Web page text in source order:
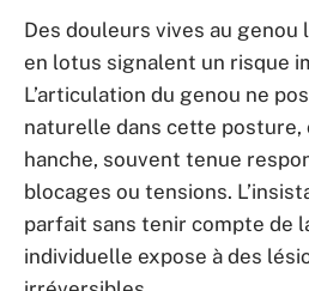
Des douleurs vives au genou
en lotus signalent un risque
L’articulation du genou ne
naturelle dans cette posture,
hanche, souvent tenue
blocages ou tensions.
parfait sans tenir compte de
individuelle expose à des